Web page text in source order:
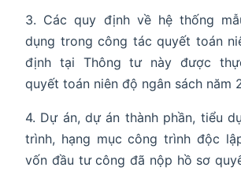
3. Các quy định về hệ thống
dụng trong công tác quyết toán
định tại Thông tư này được
quyết toán niên độ ngân sách năm
4. Dự án, dự án thành phần, tiểu
trình, hạng mục công trình độc
vốn đầu tư công đã nộp hồ sơ